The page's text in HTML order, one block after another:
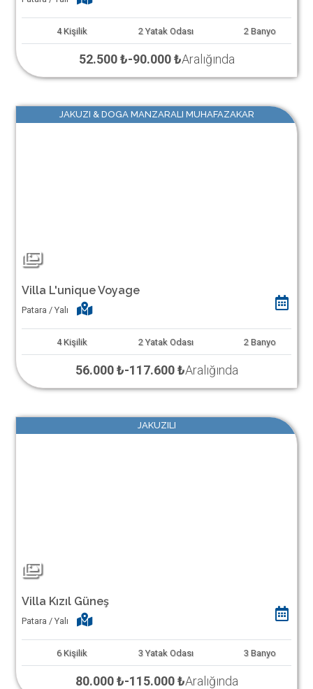
4 Kişilik 2 Yatak Odası 2 Banyo
52.500 ₺-90.000 ₺Aralığında
JAKUZI & DOGA MANZARALI MUHAFAZAKAR
Villa L'unique Voyage
Patara / Yalı
4 Kişilik 2 Yatak Odası 2 Banyo
56.000 ₺-117.600 ₺Aralığında
JAKUZILI
Villa Kızıl Güneş
Patara / Yalı
6 Kişilik 3 Yatak Odası 3 Banyo
80.000 ₺-115.000 ₺Aralığında